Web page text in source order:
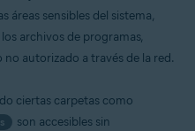
áreas sensibles del sistema,
archivos de programas,
autorizado a través de la red.
ciertas carpetas como
son accesibles sin